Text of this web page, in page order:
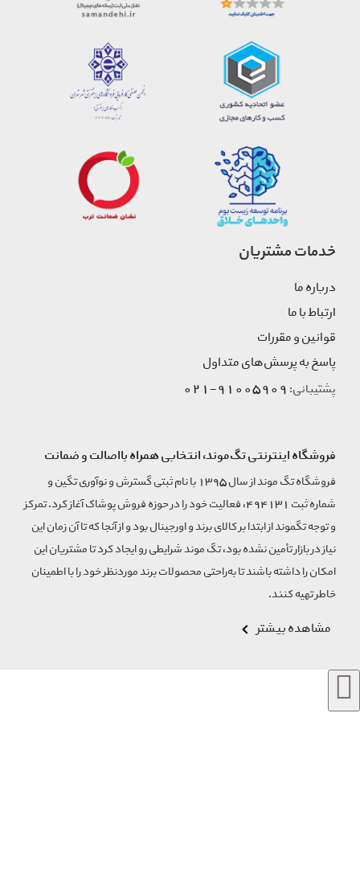
خدمات مشتریان
درباره ما
ارتباط با ما
قوانین و مقررات
پاسخ به پرسش‌های متداول
پشتیبانی:91005909-021
فروشگاه اینترنتی تگ‌موند، انتخابی همراه بااصالت و ضمانت
فروشگاه تگ موند از سال 1395 با نام ثبتی گسترش و نوآوری تگین و
شماره ثبت 494131، فعالیت خود را در حوزه فروش پوشاک آغاز کرد. تمرکز
و توجه تگموند از ابتدا بر کالای برند و اورجینال بود و از آنجا که تا آن زمان این
نیاز در بازار تأمین نشده بود، تگ موند شرایطی رو ایجاد کرد تا مشتریان این
امکان را داشته باشند تا به‌راحتی محصولات برند مورد‌نظر خود را با اطمینان
خاطر تهیه کنند.
مشاهده بیشتر